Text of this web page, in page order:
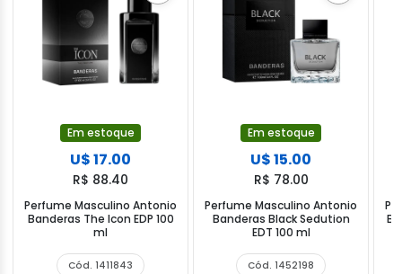
Em estoque
U$ 17.00
R$ 88.40
Perfume Masculino Antonio
Banderas The Icon EDP 100
ml
Cód. 1411843
Em estoque
U$ 15.00
R$ 78.00
Perfume Masculino Antonio
Banderas Black Sedution
EDT 100 ml
Cód. 1452198